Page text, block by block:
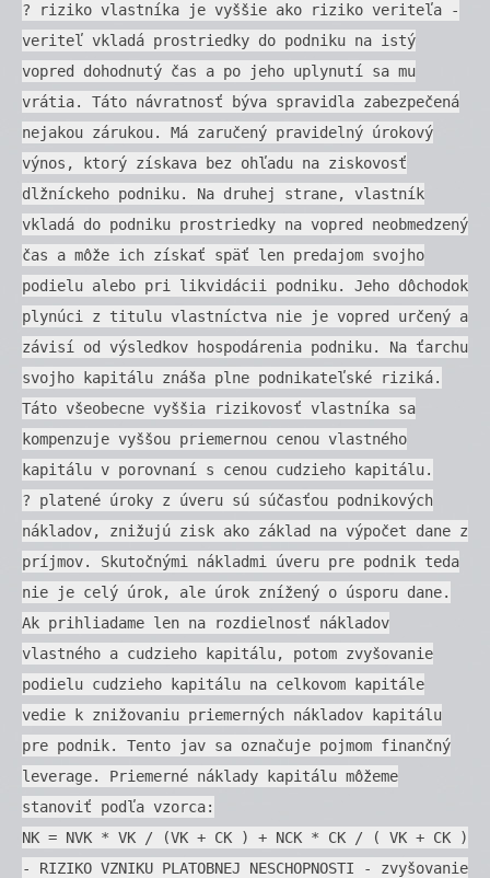
? riziko vlastníka je vyššie ako riziko veriteľa -
veriteľ vkladá prostriedky do podniku na istý
vopred dohodnutý čas a po jeho uplynutí sa mu
vrátia. Táto návratnosť býva spravidla zabezpečená
nejakou zárukou. Má zaručený pravidelný úrokový
výnos, ktorý získava bez ohľadu na ziskovosť
dlžníckeho podniku. Na druhej strane, vlastník
vkladá do podniku prostriedky na vopred neobmedzený
čas a môže ich získať späť len predajom svojho
podielu alebo pri likvidácii podniku. Jeho dôchodok
plynúci z titulu vlastníctva nie je vopred určený a
závisí od výsledkov hospodárenia podniku. Na ťarchu
svojho kapitálu znáša plne podnikateľské riziká.
Táto všeobecne vyššia rizikovosť vlastníka sa
kompenzuje vyššou priemernou cenou vlastného
kapitálu v porovnaní s cenou cudzieho kapitálu.
? platené úroky z úveru sú súčasťou podnikových
nákladov, znižujú zisk ako základ na výpočet dane z
príjmov. Skutočnými nákladmi úveru pre podnik teda
nie je celý úrok, ale úrok znížený o úsporu dane.
Ak prihliadame len na rozdielnosť nákladov
vlastného a cudzieho kapitálu, potom zvyšovanie
podielu cudzieho kapitálu na celkovom kapitále
vedie k znižovaniu priemerných nákladov kapitálu
pre podnik. Tento jav sa označuje pojmom finančný
leverage. Priemerné náklady kapitálu môžeme
stanoviť podľa vzorca:
NK = NVK * VK / (VK + CK ) + NCK * CK / ( VK + CK )
- RIZIKO VZNIKU PLATOBNEJ NESCHOPNOSTI - zvyšovanie